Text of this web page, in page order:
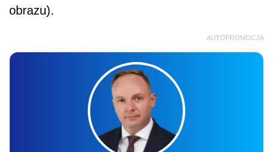
obrazu).
AUTOPROMOCJA